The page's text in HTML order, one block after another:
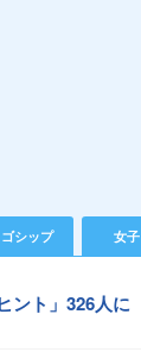
ゴシップ 女子
ント」326人に